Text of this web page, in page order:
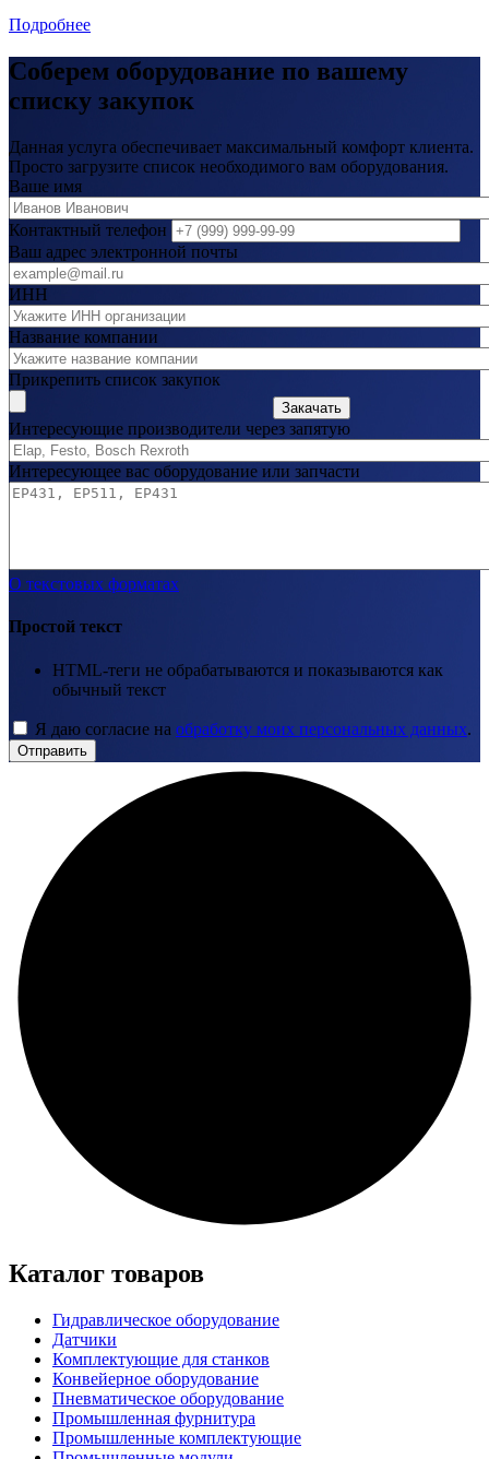
Подробнее
Соберем оборудование по вашему
списку закупок
Данная услуга обеспечивает максимальный комфорт клиента.
Просто загрузите список необходимого вам оборудования.
Ваше имя
Контактный телефон
Ваш адрес электронной почты
ИНН
Название компании
Прикрепить список закупок
Закачать
Интересующие производители через запятую
Интересующее вас оборудование или запчасти
О текстовых форматах
Простой текст
HTML-теги не обрабатываются и показываются как
обычный текст
Я даю согласие на обработку моих персональных данных.
Отправить
Каталог товаров
Гидравлическое оборудование
Датчики
Комплектующие для станков
Конвейерное оборудование
Пневматическое оборудование
Промышленная фурнитура
Промышленные комплектующие